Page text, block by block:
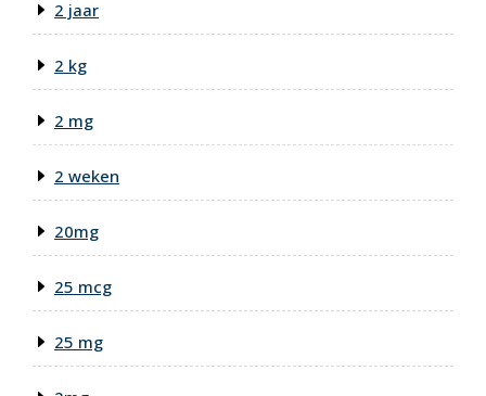
2 jaar
2 kg
2 mg
2 weken
20mg
25 mcg
25 mg